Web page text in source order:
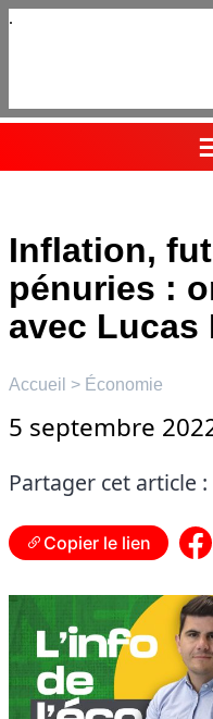
Aller
Inflation,
pénuries :
avec Lucas
Accueil > Économie
5 septembre
Partager cet article :
Copier le lien